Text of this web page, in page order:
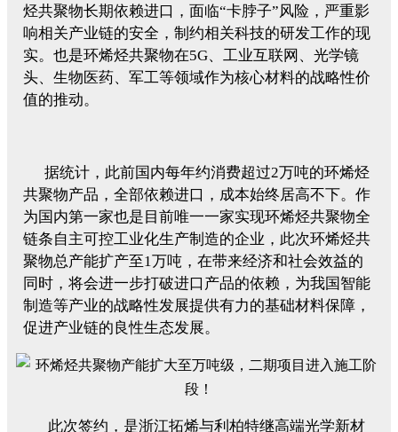
烃共聚物长期依赖进口，面临“卡脖子”风险，严重影
响相关产业链的安全，制约相关科技的研发工作的现
实。也是环烯烃共聚物在5G、工业互联网、光学镜
头、生物医药、军工等领域作为核心材料的战略性价
值的推动。
据统计，此前国内每年约消费超过2万吨的环烯烃
共聚物产品，全部依赖进口，成本始终居高不下。作
为国内第一家也是目前唯一一家实现环烯烃共聚物全
链条自主可控工业化生产制造的企业，此次环烯烃共
聚物总产能扩产至1万吨，在带来经济和社会效益的
同时，将会进一步打破进口产品的依赖，为我国智能
制造等产业的战略性发展提供有力的基础材料保障，
促进产业链的良性生态发展。
此次签约，是浙江拓烯与利柏特继高端光学新材